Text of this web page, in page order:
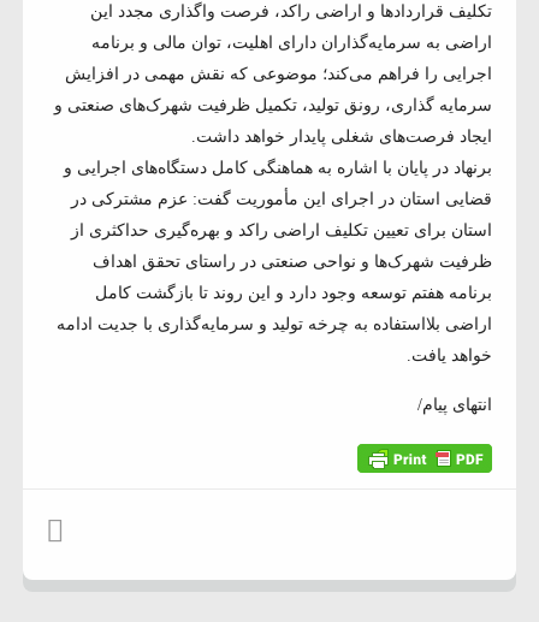
تکلیف قراردادها و اراضی راکد، فرصت واگذاری مجدد این
اراضی به سرمایه‌گذاران دارای اهلیت، توان مالی و برنامه
اجرایی را فراهم می‌کند؛ موضوعی که نقش مهمی در افزایش
سرمایه‌ گذاری، رونق تولید، تکمیل ظرفیت شهرک‌های صنعتی و
ایجاد فرصت‌های شغلی پایدار خواهد داشت.
برنهاد در پایان با اشاره به هماهنگی کامل دستگاه‌های اجرایی و
قضایی استان در اجرای این مأموریت گفت: عزم مشترکی در
استان برای تعیین تکلیف اراضی راکد و بهره‌گیری حداکثری از
ظرفیت شهرک‌ها و نواحی صنعتی در راستای تحقق اهداف
برنامه هفتم توسعه وجود دارد و این روند تا بازگشت کامل
اراضی بلااستفاده به چرخه تولید و سرمایه‌گذاری با جدیت ادامه
خواهد یافت.
انتهای پیام/